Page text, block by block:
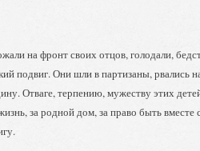
на фронт своих отцов, голодали,
подвиг. Они шли в партизаны, рвались
Отваге, терпению, мужеству этих
за родной дом, за право быть вместе